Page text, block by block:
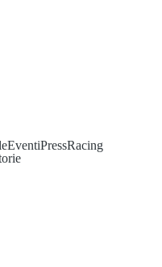
EventiPressRacing